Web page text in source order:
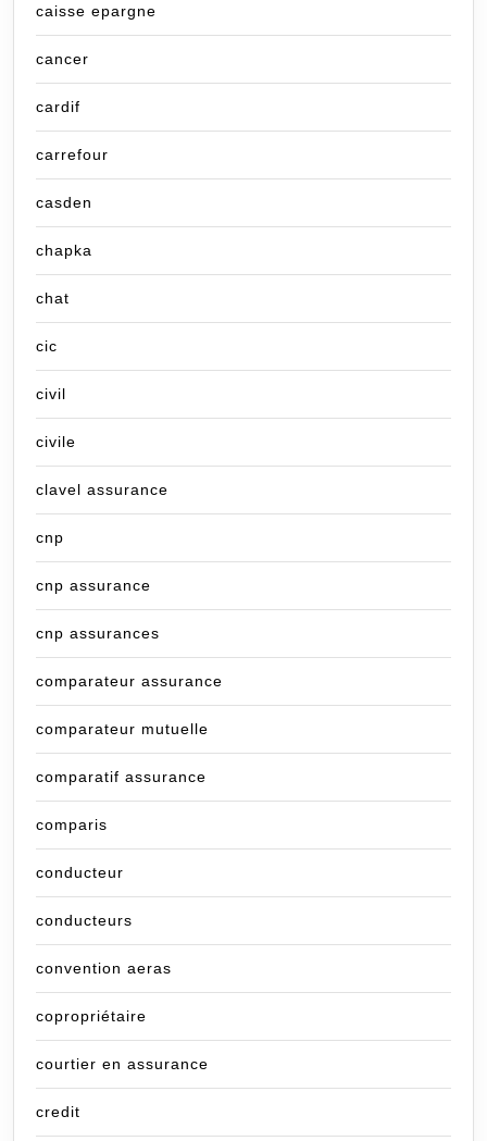
caisse epargne
cancer
cardif
carrefour
casden
chapka
chat
cic
civil
civile
clavel assurance
cnp
cnp assurance
cnp assurances
comparateur assurance
comparateur mutuelle
comparatif assurance
comparis
conducteur
conducteurs
convention aeras
copropriétaire
courtier en assurance
credit